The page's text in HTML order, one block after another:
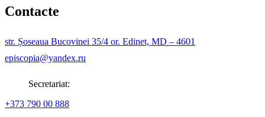
Contacte
str. Șoseaua Bucovinei 35/4 or. Edinet, MD – 4601
episcopia@yandex.ru
Secretariat:
+373 790 00 888